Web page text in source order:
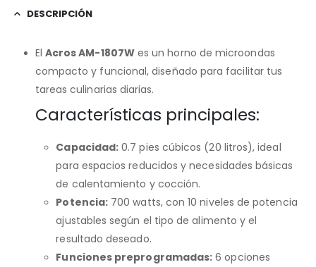
DESCRIPCIÓN
El Acros AM-1807Wes un horno de microondas
compacto y funcional, diseñado para facilitar tus
tareas culinarias diarias.
Características principales:
Capacidad: 0.7 pies cúbicos (20 litros), ideal
para espacios reducidos y necesidades básicas
de calentamiento y cocción.
Potencia: 700 watts, con 10 niveles de potencia
ajustables según el tipo de alimento y el
resultado deseado.
Funciones preprogramadas: 6 opciones